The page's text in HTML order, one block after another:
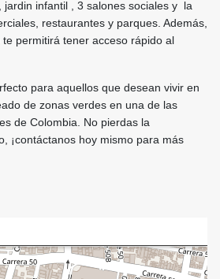
jardin infantil , 3 salones sociales y la
restaurantes y parques. Además,
permitirá tener acceso rápido al
para aquellos que desean vivir en
de zonas verdes en una de las
de Colombia. No pierdas la
¡contáctanos hoy mismo para más